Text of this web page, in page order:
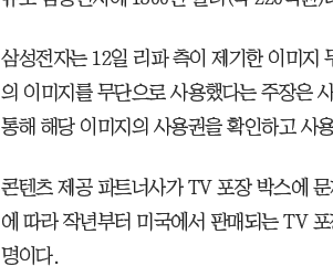
삼성전자는 12일 리파 측이 제기한 이미지
의 이미지를 무단으로 사용했다는 주장은
통해 해당 이미지의 사용권을 확인하고 사
콘텐츠 제공 파트너사가 TV 포장 박스에
에 따라 작년부터 미국에서 판매되는 TV
명이다.